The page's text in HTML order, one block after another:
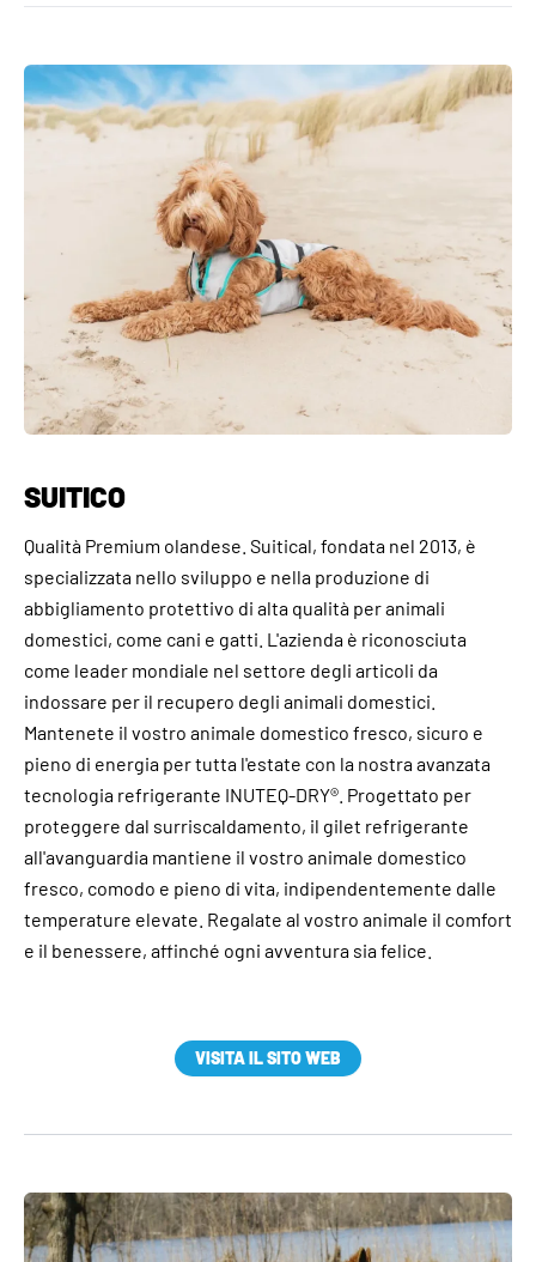
SUITICO
Qualità Premium olandese. Suitical, fondata nel 2013, è
specializzata nello sviluppo e nella produzione di
abbigliamento protettivo di alta qualità per animali
domestici, come cani e gatti. L'azienda è riconosciuta
come leader mondiale nel settore degli articoli da
indossare per il recupero degli animali domestici.
Mantenete il vostro animale domestico fresco, sicuro e
pieno di energia per tutta l'estate con la nostra avanzata
tecnologia refrigerante INUTEQ-DRY®. Progettato per
proteggere dal surriscaldamento, il gilet refrigerante
all'avanguardia mantiene il vostro animale domestico
fresco, comodo e pieno di vita, indipendentemente dalle
temperature elevate. Regalate al vostro animale il comfort
e il benessere, affinché ogni avventura sia felice.
VISITA IL SITO WEB